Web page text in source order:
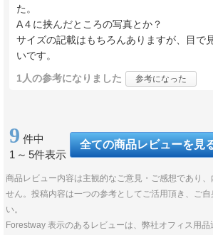
た。
A４に挟んだところの写真とか？
サイズの記載はもちろんありますが、目で
いです。
1人の参考になりました 参考になった
9 件中
1 ～ 5件表示
全ての商品レビューを見
商品レビュー内容は主観的なご意見・ご感想であり
せん。投稿内容は一つの参考としてご活用頂き、ご
い。
Forestway 表示のあるレビューは、弊社オフィス用